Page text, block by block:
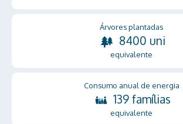
Árvores plantadas
8400 uni
equivalente
Consumo anual de energia
139 famílias
equivalente